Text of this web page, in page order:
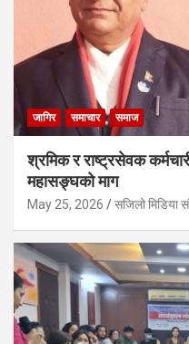
जागिर समाचार समाज
श्रमिक र राष्ट्रसेवक
महासङ्घको माग
May 25, 2026 सजिलो मिडिया